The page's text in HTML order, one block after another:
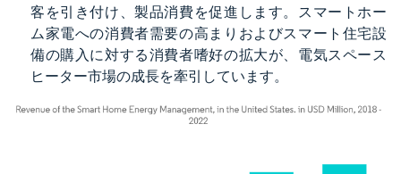
客を引き付け、製品消費を促進します。スマートホー
ム家電への消費者需要の高まりおよびスマート住宅設
備の購入に対する消費者嗜好の拡大が、電気スペース
ヒーター市場の成長を牽引しています。